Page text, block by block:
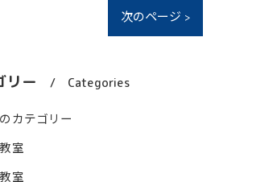
次のページ >
リー Categories
カテゴリー
室
室